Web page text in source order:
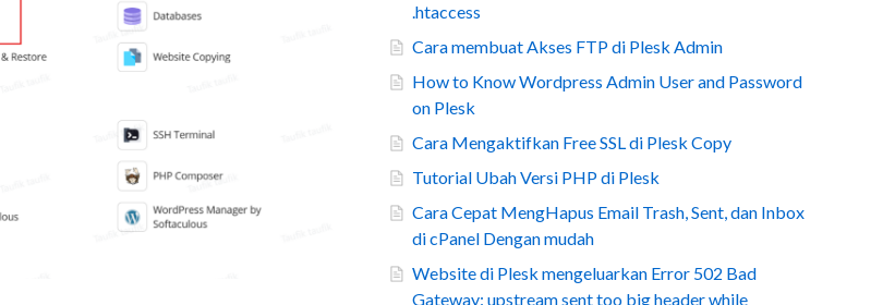
.htaccess
Cara membuat Akses FTP di Plesk Admin
How to Know Wordpress Admin User and Password
on Plesk
Cara Mengaktifkan Free SSL di Plesk Copy
Tutorial Ubah Versi PHP di Plesk
Cara Cepat MengHapus Email Trash, Sent, dan Inbox
di cPanel Dengan mudah
Website di Plesk mengeluarkan Error 502 Bad
Gateway: upstream sent too big header while